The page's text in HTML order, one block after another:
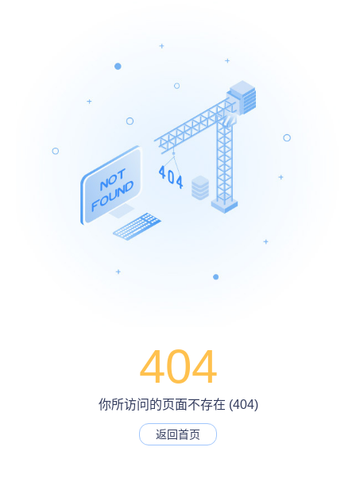
404
你所访问的页面不存在 (404)
返回首页